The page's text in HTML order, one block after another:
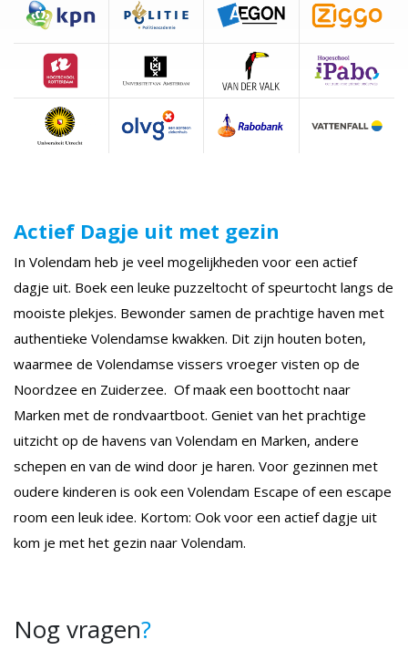
Actief Dagje uit met gezin
In Volendam heb je veel mogelijkheden voor een actief
dagje uit. Boek een leuke puzzeltocht of speurtocht langs de
mooiste plekjes. Bewonder samen de prachtige haven met
authentieke Volendamse kwakken. Dit zijn houten boten,
waarmee de Volendamse vissers vroeger visten op de
Noordzee en Zuiderzee. Of maak een boottocht naar
Marken met de rondvaartboot. Geniet van het prachtige
uitzicht op de havens van Volendam en Marken, andere
schepen en van de wind door je haren. Voor gezinnen met
oudere kinderen is ook een Volendam Escape of een escape
room een leuk idee. Kortom: Ook voor een actief dagje uit
kom je met het gezin naar Volendam.
Nog vragen?